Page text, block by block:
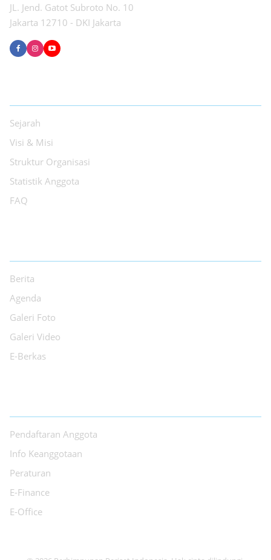
JL. Jend. Gatot Subroto No. 10
Jakarta 12710 - DKI Jakarta
Sejarah
Visi & Misi
Struktur Organisasi
Statistik Anggota
FAQ
Berita
Agenda
Galeri Foto
Galeri Video
E-Berkas
Pendaftaran Anggota
Info Keanggotaan
Peraturan
E-Finance
E-Office